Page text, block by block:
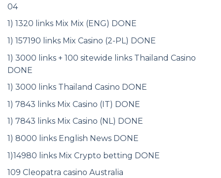
04
1) 1320 links Mix Mix (ENG) DONE
1) 157190 links Mix Casino (2-PL) DONE
1) 3000 links + 100 sitewide links Thailand Casino
DONE
1) 3000 links Thailand Casino DONE
1) 7843 links Mix Casino (IT) DONE
1) 7843 links Mix Casino (NL) DONE
1) 8000 links English News DONE
1)14980 links Mix Crypto betting DONE
109 Cleopatra casino Australia